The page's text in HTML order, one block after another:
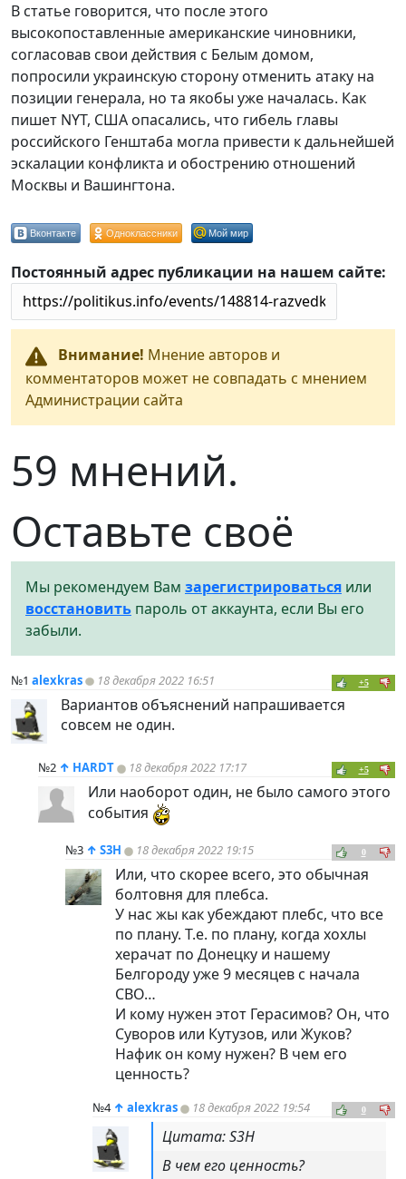
В статье говорится, что после этого
высокопоставленные американские чиновники,
согласовав свои действия с Белым домом,
попросили украинскую сторону отменить атаку на
позиции генерала, но та якобы уже началась. Как
пишет NYT, США опасались, что гибель главы
российского Генштаба могла привести к дальнейшей
эскалации конфликта и обострению отношений
Москвы и Вашингтона.
Вконтакте Одноклассники Мой мир
Постоянный адрес публикации на нашем сайте:
Внимание! Мнение авторов и
комментаторов может не совпадать с мнением
Администрации сайта
59 мнений.
Оставьте своё
Мы рекомендуем Вам зарегистрироваться или
восстановить пароль от аккаунта, если Вы его
забыли.
№1 alexkras 18 декабря 2022 16:51 +5
Вариантов объяснений напрашивается
совсем не один.
№2 ↑ HARDT 18 декабря 2022 17:17 +5
Или наоборот один, не было самого этого
события
№3 ↑ S3H 18 декабря 2022 19:15 0
Или, что скорее всего, это обычная
болтовня для плебса.
У нас жы как убеждают плебс, что все
по плану. Т.е. по плану, когда хохлы
херачат по Донецку и нашему
Белгороду уже 9 месяцев с начала
СВО…
И кому нужен этот Герасимов? Он, что
Суворов или Кутузов, или Жуков?
Нафик он кому нужен? В чем его
ценность?
№4 ↑ alexkras 18 декабря 2022 19:54 0
Цитата: S3H
В чем его ценность?